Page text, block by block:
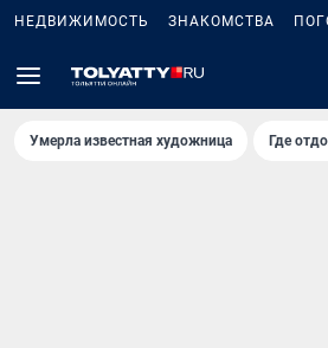
НЕДВИЖИМОСТЬ ЗНАКОМСТВА
Умерла известная художница Где